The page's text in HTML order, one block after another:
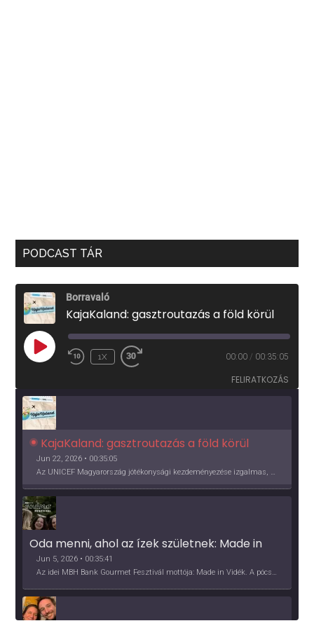
PODCAST TÁR
Borravaló
KajaKaland: gasztroutazás a föld körül
PLAY
EPISODE
1X 00:00 / 00:35:05
FELIRATKOZÁS
KajaKaland: gasztroutazás a föld körül
Jun 22, 2026 • 00:35:05
Az UNICEF Magyarország jótékonysági kezdeményezése izgalmas, egész éves világkörüli ízutazásra hív, igazi családi program és gasztroedukáció, illetve segítség a rászorulóknak is egyben.
Oda menni, ahol az ízek születnek: Made in
Vidék, Gourmet Fesztivál 2026
Jun 5, 2026 • 00:35:41
Az idei MBH Bank Gourmet Fesztivál mottója: Made in Vidék. A pócsmegyeri Papi, a mályinkai Iszkor és a szigligeti Villa Kabala tulajdonosai beszélnek arról, hogy mit jelentenek nekik a vidék ízei.